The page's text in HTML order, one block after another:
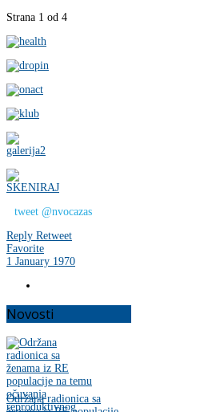
Strana 1 od 4
tweet @nvocazas
Reply Retweet
Favorite
1 January 1970
Novosti
Održana radionica sa